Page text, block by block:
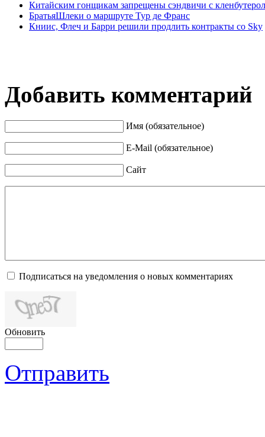
Китайским гонщикам запрещены сэндвичи с
БратьяШлеки о маршруте Тур де Франс
Книис, Флеч и Барри решили продлить контракты со Sky
Добавить комментарий
Имя (обязательное)
E-Mail (обязательное)
Сайт
Подписаться на уведомления о новых комментариях
Обновить
Отправить